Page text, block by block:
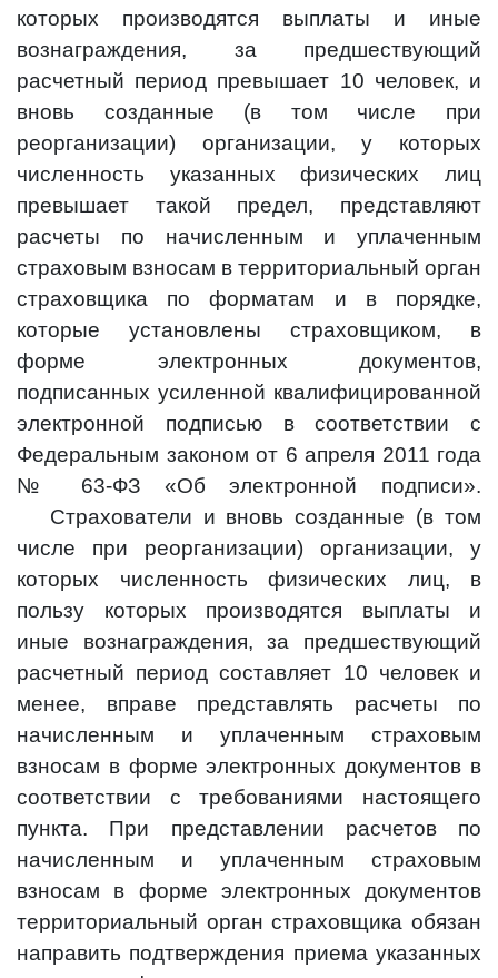
которых производятся выплаты и иные
вознаграждения, за предшествующий
расчетный период превышает 10 человек, и
вновь созданные (в том числе при
реорганизации) организации, у которых
численность указанных физических лиц
превышает такой предел, представляют
расчеты по начисленным и уплаченным
страховым взносам в территориальный орган
страховщика по форматам и в порядке,
которые установлены страховщиком, в
форме электронных документов,
подписанных усиленной квалифицированной
электронной подписью в соответствии с
Федеральным законом от 6 апреля 2011 года
№ 63-ФЗ «Об электронной подписи».
Страхователи и вновь созданные (в том
числе при реорганизации) организации, у
которых численность физических лиц, в
пользу которых производятся выплаты и
иные вознаграждения, за предшествующий
расчетный период составляет 10 человек и
менее, вправе представлять расчеты по
начисленным и уплаченным страховым
взносам в форме электронных документов в
соответствии с требованиями настоящего
пункта. При представлении расчетов по
начисленным и уплаченным страховым
взносам в форме электронных документов
территориальный орган страховщика обязан
направить подтверждения приема указанных